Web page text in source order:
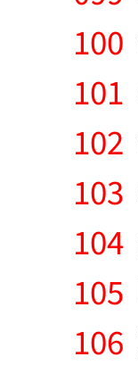
100
101
102
103
104
105
106